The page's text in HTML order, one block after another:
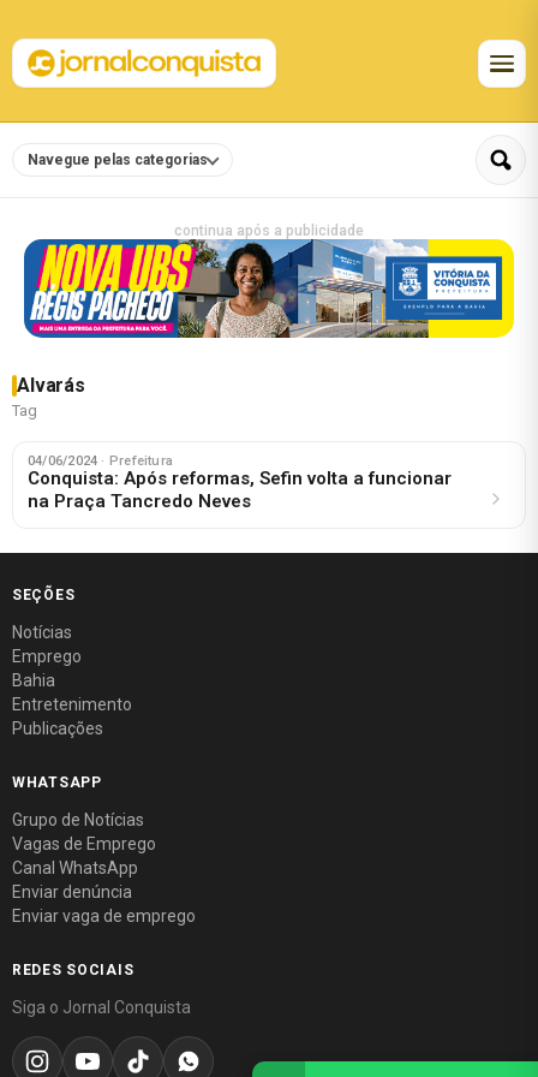
Navegue pelas categorias
continua após a publicidade
Alvarás
Tag
04/06/2024 · Prefeitura
Conquista: Após reformas, Sefin volta a funcionar
na Praça Tancredo Neves
SEÇÕES
Notícias
Emprego
Bahia
Entretenimento
Publicações
WHATSAPP
Grupo de Notícias
Vagas de Emprego
Canal WhatsApp
Enviar denúncia
Enviar vaga de emprego
REDES SOCIAIS
Siga o Jornal Conquista